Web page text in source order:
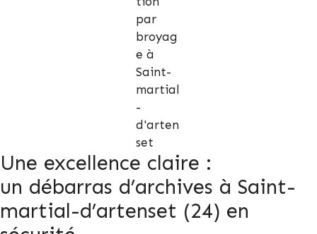
Une excellence claire :
un débarras d’archives à Saint-
martial-d’artenset (24) en